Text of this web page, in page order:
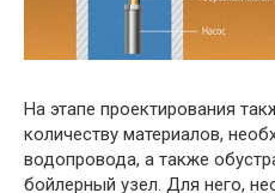
На этапе проектирования
количеству материалов,
водопровода, а также
бойлерный узел. Для него,